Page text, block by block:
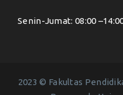
Senin-Jumat: 08:00
2023 © Fakultas